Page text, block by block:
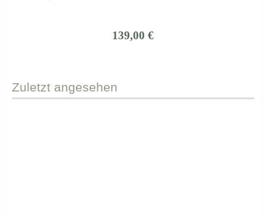
139,00 €
Zuletzt angesehen